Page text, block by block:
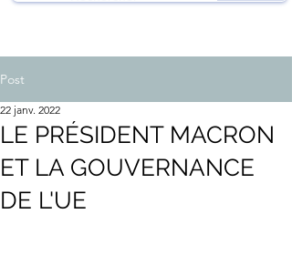
Post
LE PRÉSIDENT MACRON
ET LA GOUVERNANCE
DE L'UE
22 janv. 2022